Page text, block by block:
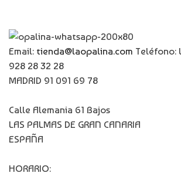
Email: tienda@laopalina.com Teléfono:
928 28 32 28
MADRID 91 091 69 78
Calle Alemania 61 Bajos
LAS PALMAS DE GRAN CANARIA
ESPAÑA
HORARIO: